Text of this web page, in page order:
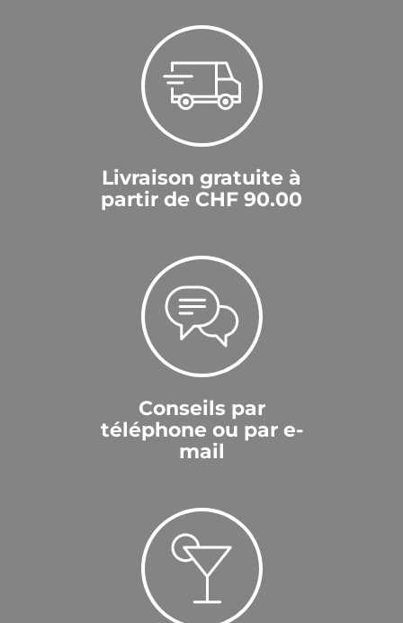
Livraison gratuite à
partir de CHF 90.00
Conseils par
téléphone ou par e-
mail